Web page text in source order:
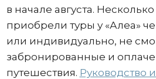
в начале августа.
приобрели туры у «Алеа»
или индивидуально, не
забронированные и
путешествия. Руководство